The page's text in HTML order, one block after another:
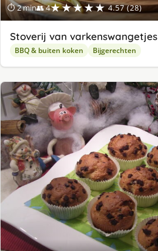
⏱ 2 min👥 4★★★★★ 4.57 (28)
Stoverij van varkenswangetjes
BBQ & buiten koken Bijgerechten